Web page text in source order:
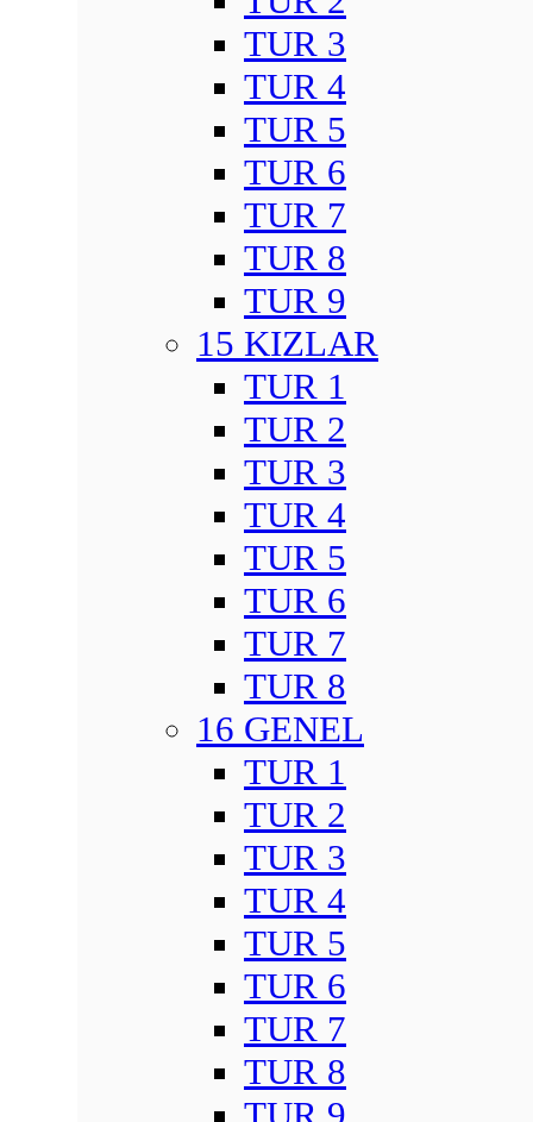
TUR 3
TUR 4
TUR 5
TUR 6
TUR 7
TUR 8
TUR 9
15 KIZLAR
TUR 1
TUR 2
TUR 3
TUR 4
TUR 5
TUR 6
TUR 7
TUR 8
16 GENEL
TUR 1
TUR 2
TUR 3
TUR 4
TUR 5
TUR 6
TUR 7
TUR 8